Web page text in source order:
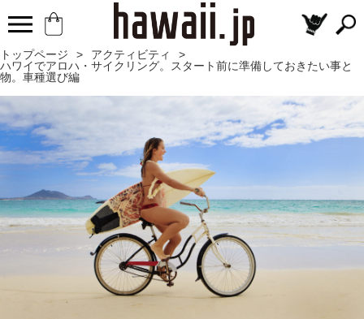
トップページ > アクティビティ
>
ハワイでアロハ・サイクリング。スタート前に準備しておきたい事と
物。車種選び編